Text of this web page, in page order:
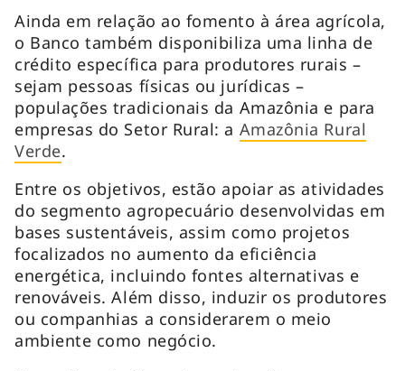
Ainda em relação ao fomento à área agrícola,
o Banco também disponibiliza uma linha de
crédito específica para produtores rurais –
sejam pessoas físicas ou jurídicas –
populações tradicionais da Amazônia e para
empresas do Setor Rural: a Amazônia Rural
Verde.
Entre os objetivos, estão apoiar as atividades
do segmento agropecuário desenvolvidas em
bases sustentáveis, assim como projetos
focalizados no aumento da eficiência
energética, incluindo fontes alternativas e
renováveis. Além disso, induzir os produtores
ou companhias a considerarem o meio
ambiente como negócio.